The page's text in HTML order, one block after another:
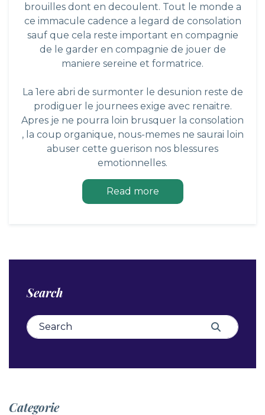
brouilles dont en decoulent. Tout le monde a
ce immacule cadence a legard de consolation
sauf que cela reste important en compagnie
de le garder en compagnie de jouer de
maniere sereine et formatrice.
La 1ere abri de surmonter le desunion reste de
prodiguer le journees exige avec renaitre.
Apres je ne pourra loin brusquer la consolation
, la coup organique, nous-memes ne saurai loin
abuser cette guerison nos blessures
emotionnelles.
Read more
Search
Search for: Search
Categorie